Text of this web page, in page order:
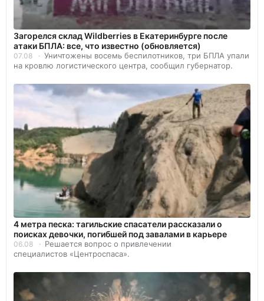
Загорелся склад Wildberries в Екатеринбурге после
атаки БПЛА: все, что известно (обновляется)
07.08
Уничтожены восемь беспилотников, три БПЛА упали
на кровлю логистического центра, сообщил губернатор.
4 метра песка: тагильские спасатели рассказали о
поисках девочки, погибшей под завалами в карьере
06.08
Решается вопрос о привлечении
специалистов «Центроспаса».